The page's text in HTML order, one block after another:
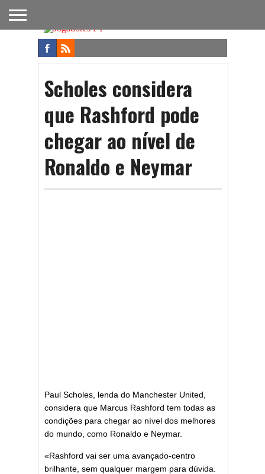
FUTEBOL
NACIONAL
FUTEBOL
INTERNACIONAL
NOTÍCIAS
ONDE
ASSISTIR
FUTEBOL
NA TV
APOSTAS
Scholes considera
que Rashford pode
chegar ao nível de
Ronaldo e Neymar
Paul Scholes, lenda do Manchester United,
considera que Marcus Rashford tem todas as
condições para chegar ao nível dos melhores
do mundo, como Ronaldo e Neymar.
«Rashford vai ser uma avançado-centro
brilhante, sem qualquer margem para dúvida.